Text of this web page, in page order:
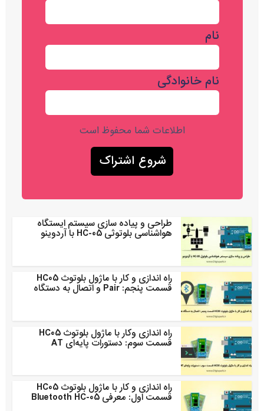
نام
نام خانوادگی
اطلاعات شما محفوظ است
طراحی و پیاده سازی سیستم ایستگاه
هواشناسی بلوتوثی HC-05 با آردوینو
راه اندازی و کار با ماژول بلوتوث HC05
قسمت پنجم: Pair و اتصال به دستگاه
راه اندازی وکار با ماژول بلوتوث HC05
قسمت سوم: دستورات پایه‌ای AT
راه اندازی و کار با ماژول بلوتوث HC05
قسمت اول: معرفی Bluetooth HC-05